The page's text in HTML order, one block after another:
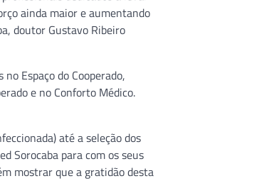
ainda maior e aumentando
doutor Gustavo Ribeiro
Espaço do Cooperado,
e no Conforto Médico.
até a seleção dos
Sorocaba para com os seus
mostrar que a gratidão desta